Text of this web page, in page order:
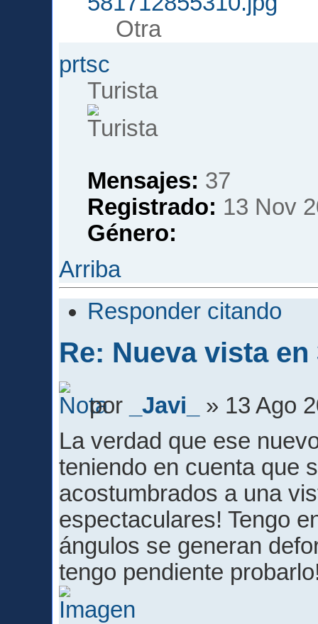
Otra
prtsc
Turista
Mensajes: 37
Registrado: 13 Nov
Género:
Arriba
Responder citando
Re: Nueva vista
por _Javi_
» 13 Ago
La verdad que ese
teniendo en cuenta que
acostumbrados a una
espectaculares! Tengo
ángulos se generan
tengo pendiente